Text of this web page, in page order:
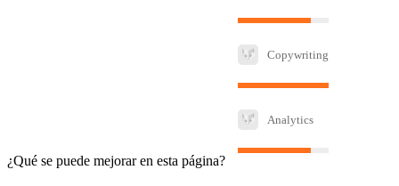
Copywriting
Analytics
¿Qué se puede mejorar en esta página?